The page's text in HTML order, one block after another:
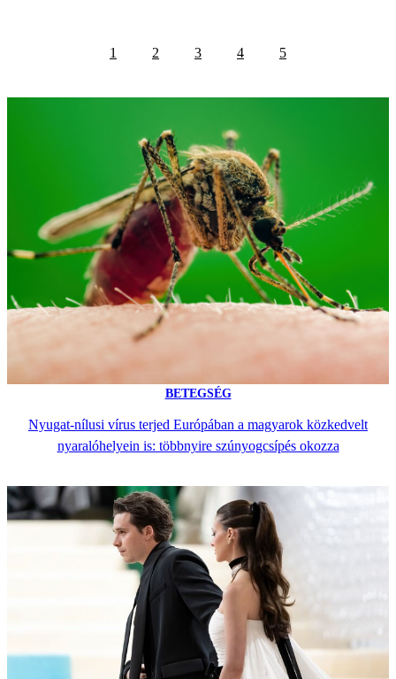
1 2 3 4 5
BETEGSÉG
Nyugat-nílusi vírus terjed Európában a magyarok közkedvelt
nyaralóhelyein is: többnyire szúnyogcsípés okozza